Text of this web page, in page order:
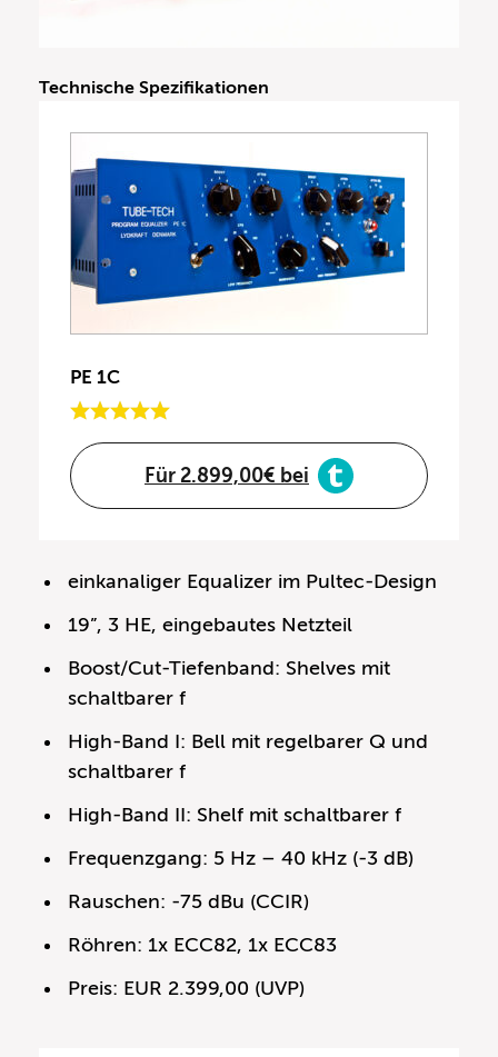
Technische Spezifikationen
PE 1C
Für 2.899,00€ bei
einkanaliger Equalizer im Pultec-Design
19”, 3 HE, eingebautes Netzteil
Boost/Cut-Tiefenband: Shelves mit
schaltbarer f
High-Band I: Bell mit regelbarer Q und
schaltbarer f
High-Band II: Shelf mit schaltbarer f
Frequenzgang: 5 Hz – 40 kHz (-3 dB)
Rauschen: -75 dBu (CCIR)
Röhren: 1x ECC82, 1x ECC83
Preis: EUR 2.399,00 (UVP)